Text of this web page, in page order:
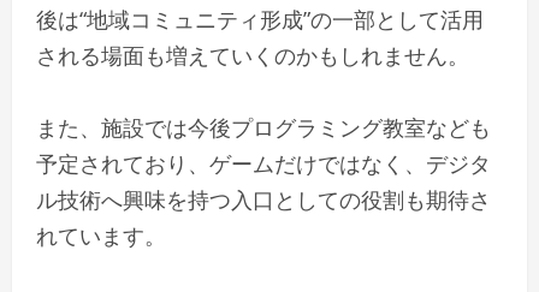
後は“地域コミュニティ形成”の一部として活用
される場面も増えていくのかもしれません。
また、施設では今後プログラミング教室なども
予定されており、ゲームだけではなく、デジタ
ル技術へ興味を持つ入口としての役割も期待さ
れています。